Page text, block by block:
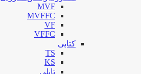
MVF
MVFFC
VF
VFFC
کتابی
TS
KS
تایلی